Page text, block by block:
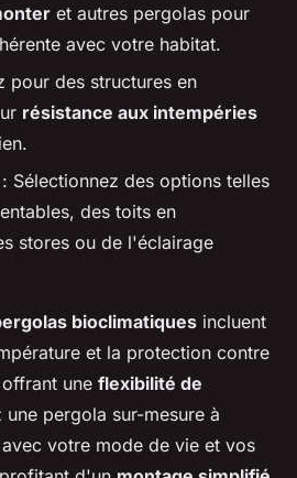
et autres pergolas pour
avec votre habitat.
pour des structures en
résistance aux intempéries
: Sélectionnez des options telles
des toits en
stores ou de l'éclairage
bioclimatiques incluent
et la protection contre
une flexibilité de
une pergola sur-mesure à
votre mode de vie et vos